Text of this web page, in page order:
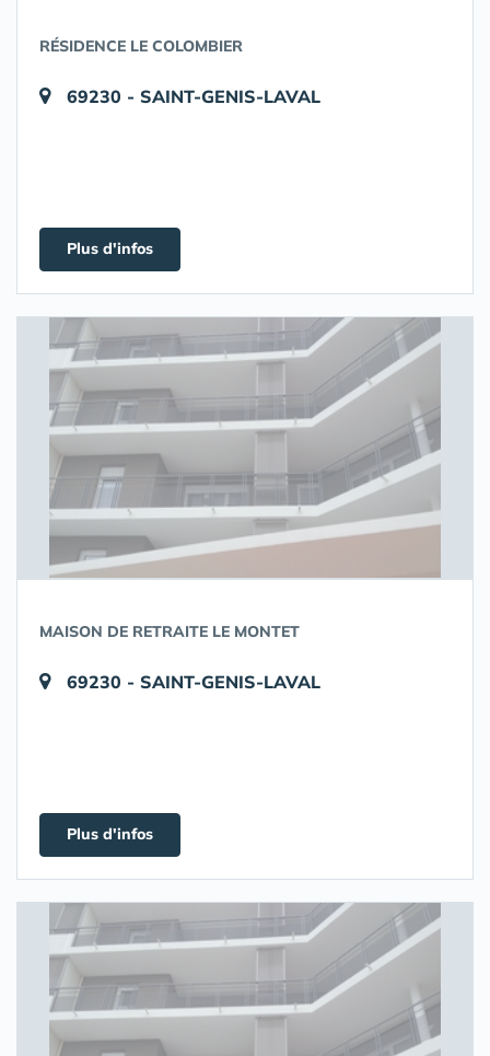
RÉSIDENCE LE COLOMBIER
69230 - SAINT-GENIS-LAVAL
Plus d'infos
MAISON DE RETRAITE LE MONTET
69230 - SAINT-GENIS-LAVAL
Plus d'infos